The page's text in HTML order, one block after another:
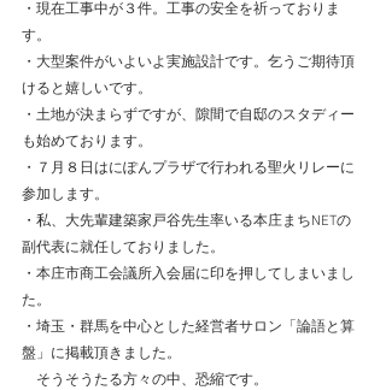
・現在工事中が３件。工事の安全を祈っておりま
す。
・大型案件がいよいよ実施設計です。乞うご期待頂
けると嬉しいです。
・土地が決まらずですが、隙間で自邸のスタディー
も始めております。
・７月８日はにぽんプラザで行われる聖火リレーに
参加します。
・私、大先輩建築家戸谷先生率いる本庄まちNETの
副代表に就任しておりました。
・本庄市商工会議所入会届に印を押してしまいまし
た。
・埼玉・群馬を中心とした経営者サロン「論語と算
盤」に掲載頂きました。
そうそうたる方々の中、恐縮です。